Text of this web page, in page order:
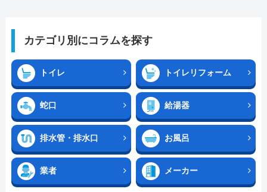
カテゴリ別にコラムを探す
トイレ トイレリフォーム
蛇口 給湯器
排水管・排水口 お風呂
業者 メーカー